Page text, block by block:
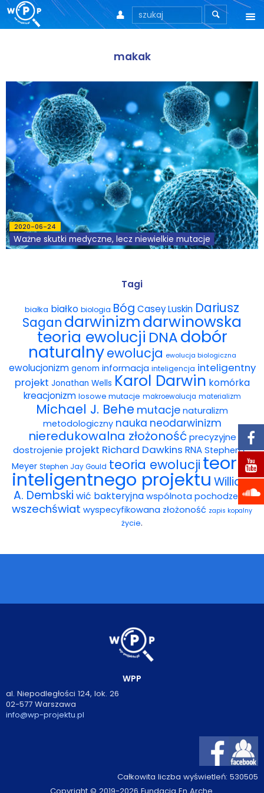

Aktualności
Teksty
Wprowadzenie
Artykuły
Krytyka teorii ID
Wybór tekstów
Dla autorów
Darmowy ebook
Księgarnia
FAQ
Spis tekstów
Filmy
Konferencje, webinaria i debaty
Wywiady i wykłady
Podcasty
O książkach
FAQ
Kontakt
 
makak
2020-06-24
Ważne skutki medyczne, lecz niewielkie mutacje
Tagi
białka białko biologia Bóg Casey Luskin Dariusz
Sagan darwinizmdarwinowska
teoria ewolucji DNAdobór
naturalnyewolucja ewolucja biologiczna
ewolucjonizm genom informacja inteligencja inteligentny
projekt Jonathan Wells Karol Darwin komórka
kreacjonizm losowe mutacje makroewolucja materializm
Michael J. Behe mutacje naturalizm
metodologiczny nauka neodarwinizm
nieredukowalna złożoność precyzyjne
dostrojenie projekt Richard Dawkins RNA Stephen C.
Meyer Stephen Jay Gould teoria ewolucji teoria
inteligentnego projektu William
A. Dembski wić bakteryjna wspólnota pochodzenia
wszechświat wyspecyfikowana złożoność zapis kopalny
życie.
WPP
al. Niepodległości 124, lok. 26
02-577 Warszawa
info@wp-projektu.pl
Całkowita liczba wyświetleń: 530505